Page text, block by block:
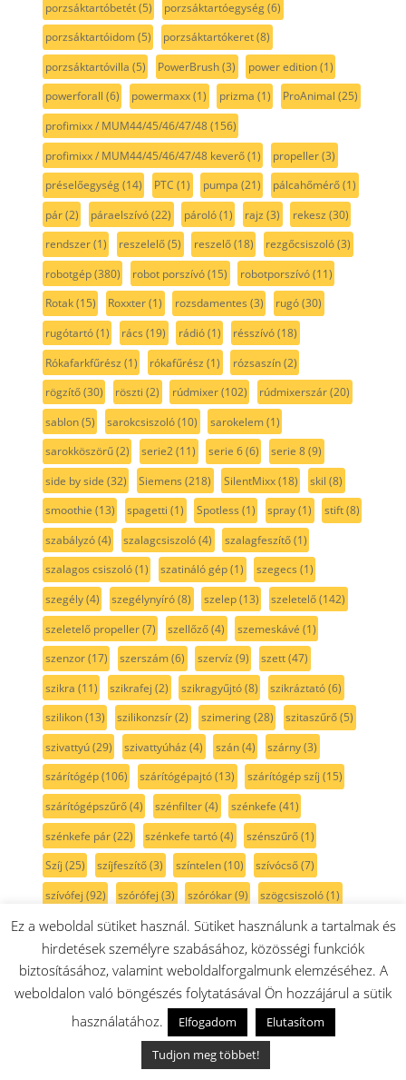
porzsáktartóbetét(5) porzsáktartóegység(6)
porzsáktartóidom(5) porzsáktartókeret(8)
porzsáktartóvilla (5) PowerBrush(3) power edition(1)
powerforall (6) powermaxx(1) prizma (1) ProAnimal (25)
profimixx / MUM44/45/46/47/48(156)
profimixx / MUM44/45/46/47/48 keverő(1) propeller(3)
préselőegység(14) PTC (1) pumpa (21) pálcahőmérő(1)
pár(2) páraelszívó(22) pároló(1) rajz (3) rekesz (30)
rendszer(1) reszelelő(5) reszelő(18) rezgőcsiszoló(3)
robotgép(380) robot porszívó(15) robotporszívó(11)
Rotak(15) Roxxter(1) rozsdamentes (3) rugó(30)
rugótartó(1) rács (19) rádió(1) résszívó(18)
Rókafarkfűrész (1) rókafűrész (1) rózsaszín(2)
rögzítő(30) röszti (2) rúdmixer(102) rúdmixerszár(20)
sablon(5) sarokcsiszoló(10) sarokelem(1)
sarokköszörű(2) serie2(11) serie 6(6) serie 8(9)
side by side (32) Siemens (218) SilentMixx(18) skil (8)
smoothie (13) spagetti (1) Spotless (1) spray(1) stift(8)
szabályzó(4) szalagcsiszoló(4) szalagfeszítő(1)
szalagos csiszoló(1) szatináló gép(1) szegecs (1)
szegély(4) szegélynyíró(8) szelep(13) szeletelő(142)
szeletelő propeller(7) szellőző(4) szemeskávé (1)
szenzor(17) szerszám(6) szervíz (9) szett(47)
szikra (11) szikrafej (2) szikragyűjtó(8) szikráztató(6)
szilikon(13) szilikonzsír(2) szimering(28) szitaszűrő(5)
szivattyú(29) szivattyúház (4) szán(4) szárny(3)
szárítógép(106) szárítógépajtó(13) szárítógép szíj (15)
szárítógépszűrő(4) szénfilter(4) szénkefe (41)
szénkefe pár(22) szénkefe tartó(4) szénszűrő(1)
Szíj (25) szíjfeszítő(3) színtelen(10) szívócső(7)
szívófej (92) szórófej (3) szórókar(9) szögcsiszoló(1)
szögfúró(1) szögpolírozó(1) szöszszedő(3)
szöszszűrő(5) szürke(36) szűkítő(2) szűrő(175)
sótartály(7)
sövénynyíró
(1) sütemény kinyomó(3)
sütési funkcióválasztó(31) sütő(315) sütőajtó
sütőajtó külső üveg(17)
Ez a weboldal sütiket használ. Sütiket használunk a tartalmak és
hirdetések személyre szabásához, közösségi funkciók
biztosításához, valamint weboldalforgalmunk elemzéséhez. A
weboldalon való böngészés folytatásával Ön hozzájárul a sütik
használatához.
Elfogadom
Elutasítom
Tudjon meg többet!